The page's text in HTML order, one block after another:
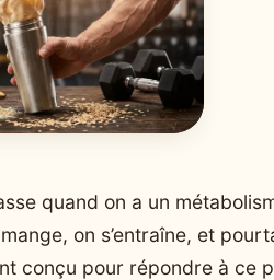
quand on a un
on s’entraîne, et
conçu pour répondre à ce